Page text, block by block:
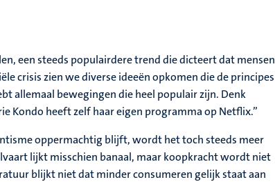
een steeds populairdere trend die dicteert dat mensen
crisis zien we diverse ideeën opkomen die de principes
allemaal bewegingen die heel populair zijn. Denk
Kondo heeft zelf haar eigen programma op Netflix.”
oppermachtig blijft, wordt het toch steeds meer
lijkt misschien banaal, maar koopkracht wordt niet
blijkt niet dat minder consumeren gelijk staat aan